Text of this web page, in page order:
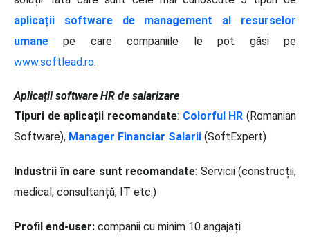
aplicații software de management al resurselor
umane pe care companiile le pot găsi pe
www.softlead.ro.
Aplicații software HR de salarizare
Tipuri de aplicații recomandate: Colorful HR (Romanian
Software), Manager Financiar Salarii (SoftExpert)
Industrii în care sunt recomandate: Servicii (construcții,
medical, consultanță, IT etc.)
Profil end-user: companii cu minim 10 angajați